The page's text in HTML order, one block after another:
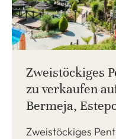
Zweistöckiges
zu verkaufen
Bermeja,
Zweistöckiges